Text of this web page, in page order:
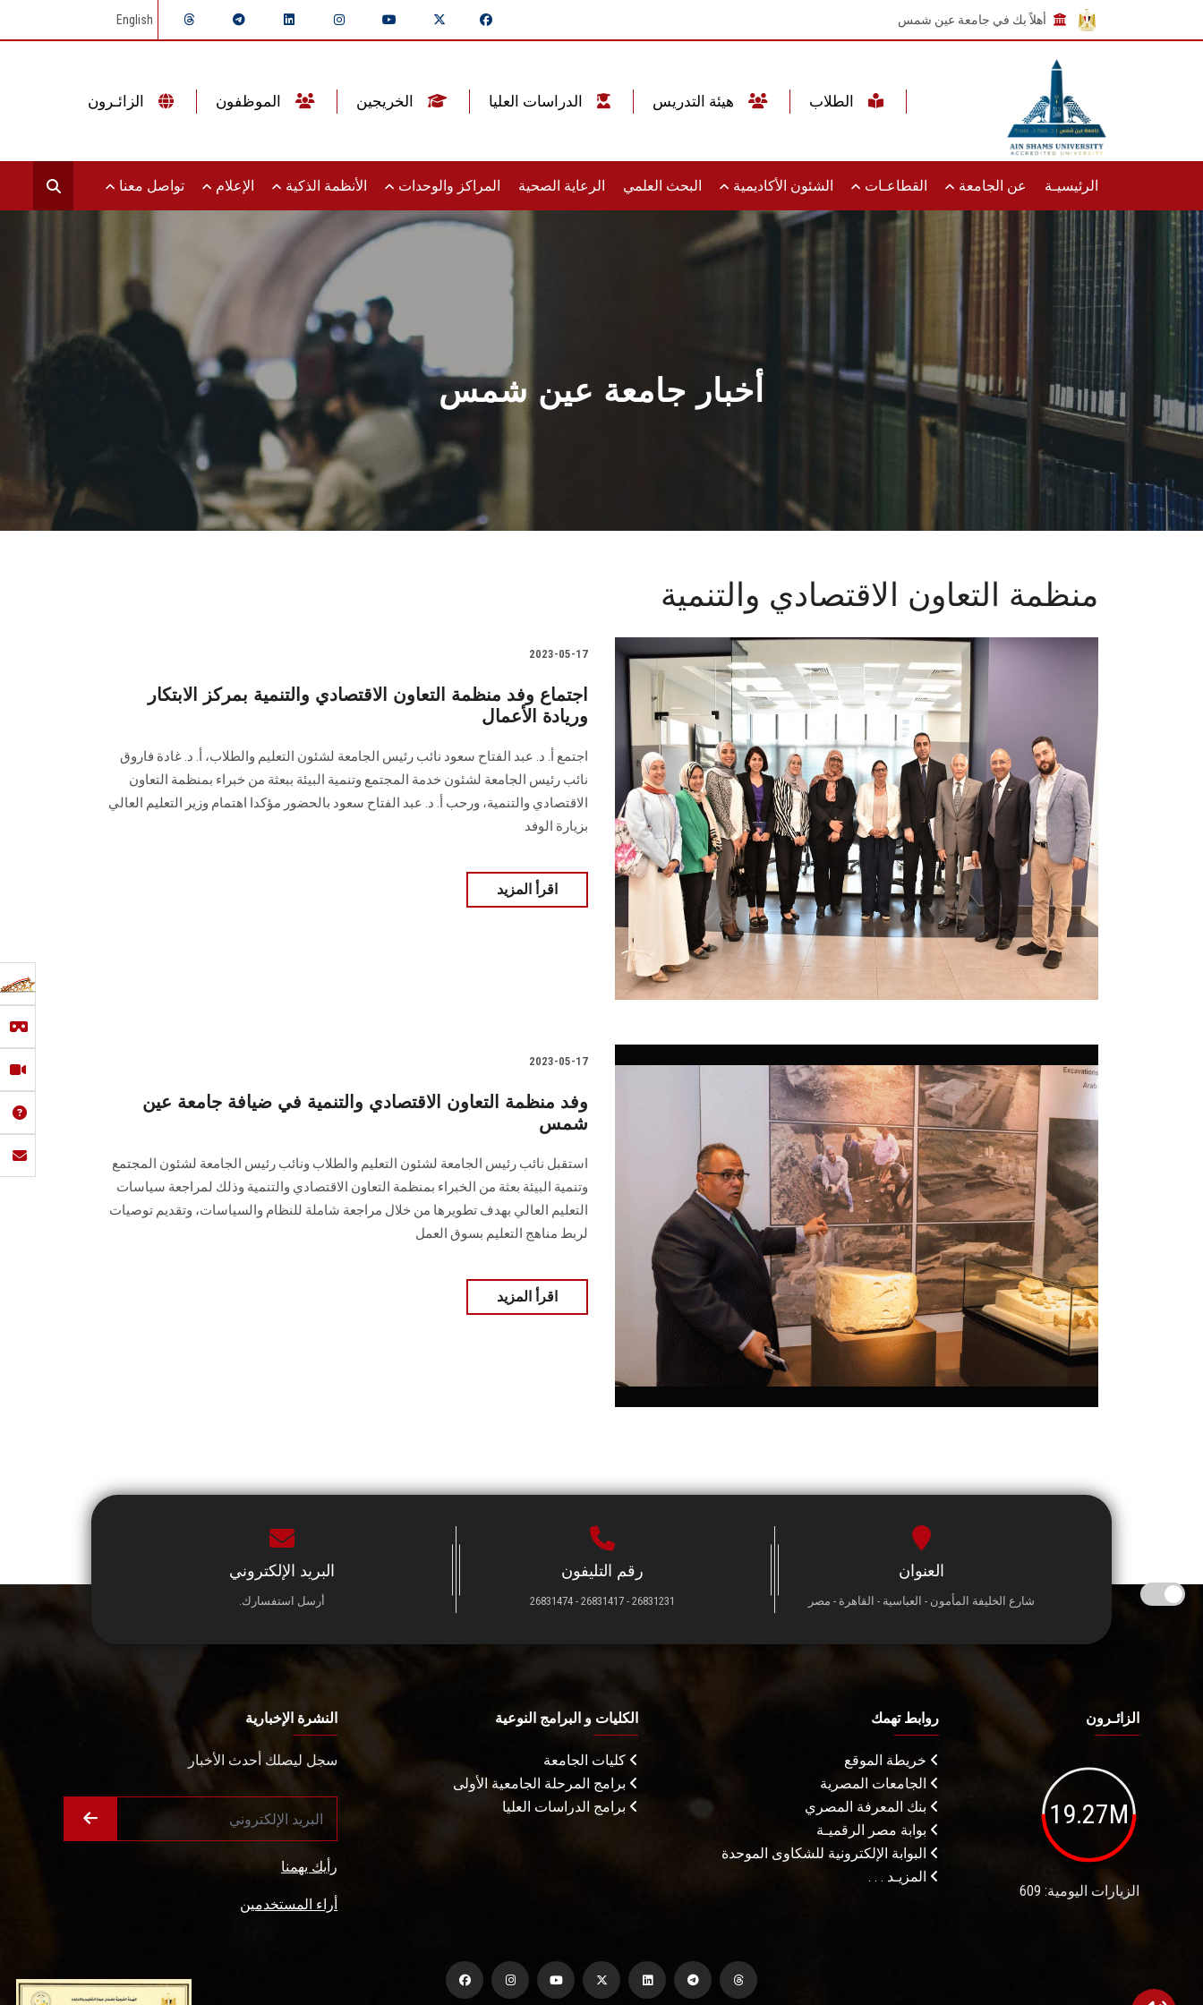
أهلاً بك في جامعة عين شمس English
الرئيسيـة عن الجامعة القطاعـات الشئون الأكاديمية البحث العلمي الرعاية الصحية المراكز والوحدات الأنظمة الذكية الإعلام تواصل معنا
أخبار جامعة عين شمس
منظمة التعاون الاقتصادي والتنمية
2023-05-17
اجتماع وفد منظمة التعاون الاقتصادي والتنمية بمركز الابتكار
وريادة الأعمال
اجتمع أ. د. عبد الفتاح سعود نائب رئيس الجامعة لشئون التعليم والطلاب، أ. د. غادة فاروق
نائب رئيس الجامعة لشئون خدمة المجتمع وتنمية البيئة ببعثة من خبراء بمنظمة التعاون
الاقتصادي والتنمية، ورحب أ. د. عبد الفتاح سعود بالحضور مؤكدا اهتمام وزير التعليم العالي
بزيارة الوفد
اقرأ المزيد
2023-05-17
وفد منظمة التعاون الاقتصادي والتنمية في ضيافة جامعة عين
شمس
استقبل نائب رئيس الجامعة لشئون التعليم والطلاب ونائب رئيس الجامعة لشئون المجتمع
وتنمية البيئة بعثة من الخبراء بمنظمة التعاون الاقتصادي والتنمية وذلك لمراجعة سياسات
التعليم العالي بهدف تطويرها من خلال مراجعة شاملة للنظام والسياسات، وتقديم توصيات
لربط مناهج التعليم بسوق العمل
اقرأ المزيد
العنوان
شارع الخليفة المأمون - العباسية - القاهرة - مصر
رقم التليفون
26831231 - 26831417 - 26831474
البريد الإلكتروني
أرسل استفسارك.
الزائـرون
19.27M
الزيارات اليومية: 609
روابط تهمك
خريطة الموقع
الجامعات المصرية
بنك المعرفة المصري
بوابة مصر الرقميـة
البوابة الإلكترونية للشكاوى الموحدة
المزيـد . . .
الكليات و البرامج النوعية
كليات الجامعة
برامج المرحلة الجامعية الأولى
برامج الدراسات العليا
النشرة الإخبارية
سجل ليصلك أحدث الأخبار
رأيك يهمنا
أراء المستخدمين